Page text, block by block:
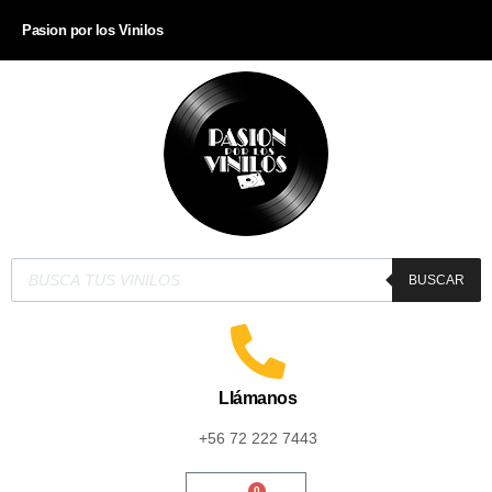
Pasion por los Vinilos
BUSCAR
Llámanos
+56 72 222 7443